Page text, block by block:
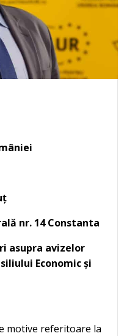
nr. 14 Constanta
asupra avizelor
Economic și
motive referitoare la